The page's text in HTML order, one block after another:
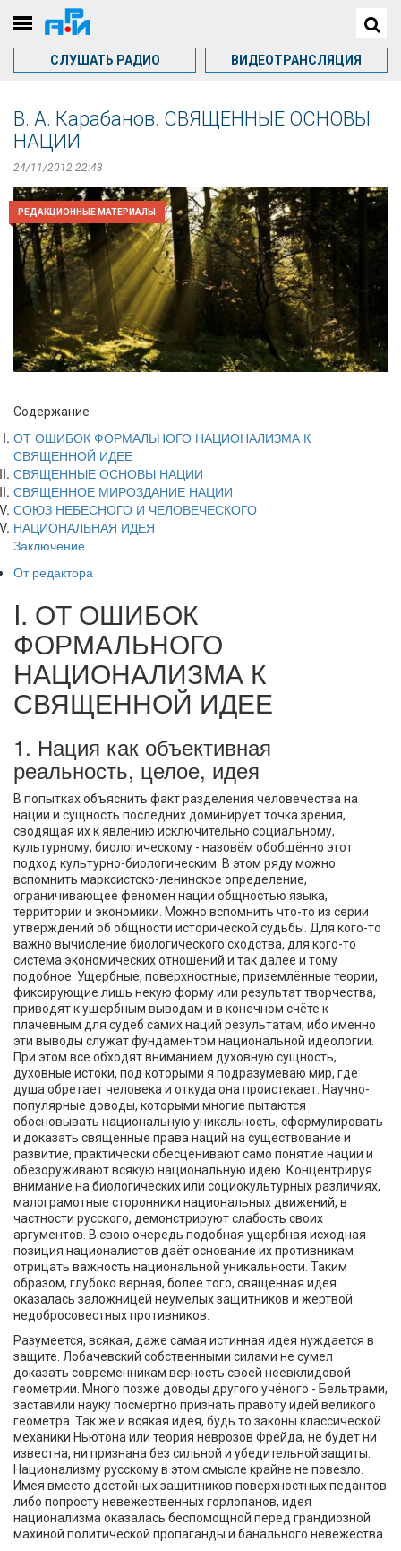
СЛУШАТЬ РАДИО ВИДЕОТРАНСЛЯЦИЯ
В. А. Карабанов. СВЯЩЕННЫЕ ОСНОВЫ
НАЦИИ
24/11/2012 22:43
РЕДАКЦИОННЫЕ МАТЕРИАЛЫ
Содержание
ОТ ОШИБОК ФОРМАЛЬНОГО НАЦИОНАЛИЗМА К
СВЯЩЕННОЙ ИДЕЕ
СВЯЩЕННЫЕ ОСНОВЫ НАЦИИ
СВЯЩЕННОЕ МИРОЗДАНИЕ НАЦИИ
СОЮЗ НЕБЕСНОГО И ЧЕЛОВЕЧЕСКОГО
НАЦИОНАЛЬНАЯ ИДЕЯ
Заключение
От редактора
I. ОТ ОШИБОК
ФОРМАЛЬНОГО
НАЦИОНАЛИЗМА К
СВЯЩЕННОЙ ИДЕЕ
1. Нация как объективная
реальность, целое, идея
В попытках объяснить факт разделения человечества на
нации и сущность последних доминирует точка зрения,
сводящая их к явлению исключительно социальному,
культурному, биологическому - назовём обобщённо этот
подход культурно-биологическим. В этом ряду можно
вспомнить марксистско-ленинское определение,
ограничивающее феномен нации общностью языка,
территории и экономики. Можно вспомнить что-то из серии
утверждений об общности исторической судьбы. Для кого-то
важно вычисление биологического сходства, для кого-то
система экономических отношений и так далее и тому
подобное. Ущербные, поверхностные, приземлённые теории,
фиксирующие лишь некую форму или результат творчества,
приводят к ущербным выводам и в конечном счёте к
плачевным для судеб самих наций результатам, ибо именно
эти выводы служат фундаментом национальной идеологии.
При этом все обходят вниманием духовную сущность,
духовные истоки, под которыми я подразумеваю мир, где
душа обретает человека и откуда она проистекает. Научно-
популярные доводы, которыми многие пытаются
обосновывать национальную уникальность, сформулировать
и доказать священные права наций на существование и
развитие, практически обесценивают само понятие нации и
обезоруживают всякую национальную идею. Концентрируя
внимание на биологических или социокультурных различиях,
малограмотные сторонники национальных движений, в
частности русского, демонстрируют слабость своих
аргументов. В свою очередь подобная ущербная исходная
позиция националистов даёт основание их противникам
отрицать важность национальной уникальности. Таким
образом, глубоко верная, более того, священная идея
оказалась заложницей неумелых защитников и жертвой
недобросовестных противников.
Разумеется, всякая, даже самая истинная идея нуждается в
защите. Лобачевский собственными силами не сумел
доказать современникам верность своей неевклидовой
геометрии. Много позже доводы другого учёного - Бельтрами,
заставили науку посмертно признать правоту идей великого
геометра. Так же и всякая идея, будь то законы классической
механики Ньютона или теория неврозов Фрейда, не будет ни
известна, ни признана без сильной и убедительной защиты.
Национализму русскому в этом смысле крайне не повезло.
Имея вместо достойных защитников поверхностных педантов
либо попросту невежественных горлопанов, идея
национализма оказалась беспомощной перед грандиозной
махиной политической пропаганды и банального невежества.